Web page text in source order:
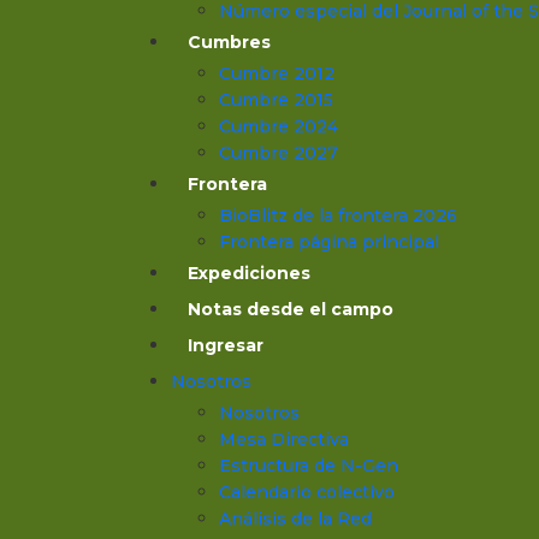
Número especial del Journal of the
Cumbres
Cumbre 2012
Cumbre 2015
Cumbre 2024
Cumbre 2027
Frontera
BioBlitz de la frontera 2026
Frontera página principal
Expediciones
Notas desde el campo
Ingresar
Nosotros
Nosotros
Mesa Directiva
Estructura de N-Gen
Calendario colectivo
Análisis de la Red